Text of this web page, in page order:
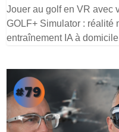
Jouer au golf en VR avec
GOLF+ Simulator : réalité
entraînement IA à